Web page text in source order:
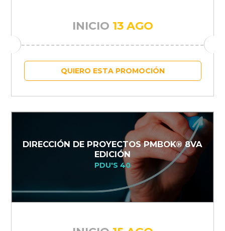
INICIO 13 AGO
QUIERO ESTA PROMOCIÓN
DIRECCIÓN DE PROYECTOS PMBOK® 8VA
EDICIÓN
PDU'S 40